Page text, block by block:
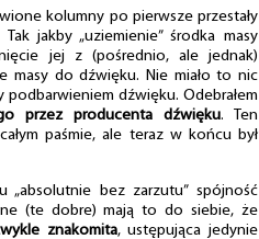
kolumny po pierwsze przestały
jakby „uziemienie” środka masy
jej z (pośrednio, ale jednak)
masy do dźwięku. Nie miało to nic
dźwięku. Odebrałem
przez producenta dźwięku. Ten
paśmie, ale teraz w końcu był
„absolutnie bez zarzutu” spójność
(te dobre) mają to do siebie, że
znakomita, ustępująca jedynie